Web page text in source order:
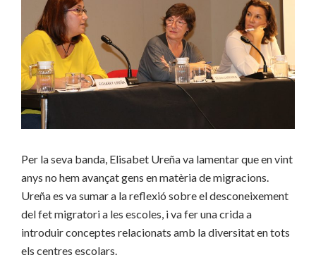
Per la seva banda, Elisabet Ureña va lamentar que en vint
anys no hem avançat gens en matèria de migracions.
Ureña es va sumar a la reflexió sobre el desconeixement
del fet migratori a les escoles, i va fer una crida a
introduir conceptes relacionats amb la diversitat en tots
els centres escolars.